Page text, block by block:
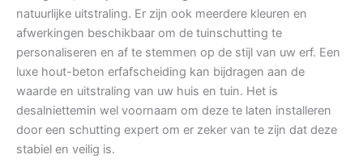
natuurlijke uitstraling. Er zijn ook meerdere kleuren en
afwerkingen beschikbaar om de tuinschutting te
personaliseren en af te stemmen op de stijl van uw erf. Een
luxe hout-beton erfafscheiding kan bijdragen aan de
waarde en uitstraling van uw huis en tuin. Het is
desalniettemin wel voornaam om deze te laten installeren
door een schutting expert om er zeker van te zijn dat deze
stabiel en veilig is.